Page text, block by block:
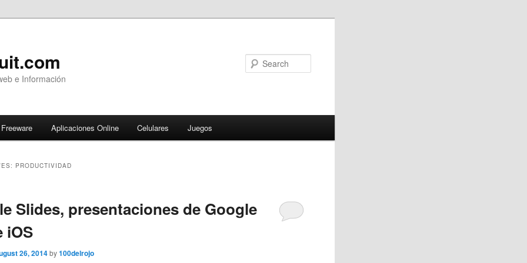
e Información
Freeware Aplicaciones Online Celulares Juegos
PRODUCTIVIDAD
Slides, presentaciones de Google
iOS
26, 2014 by100delrojo